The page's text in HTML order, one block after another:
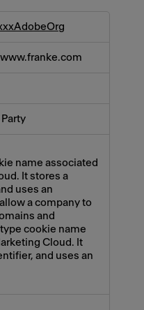
www.franke.com
name associated
It stores a
uses an
a company to
and
cookie name
Cloud. It
and uses an